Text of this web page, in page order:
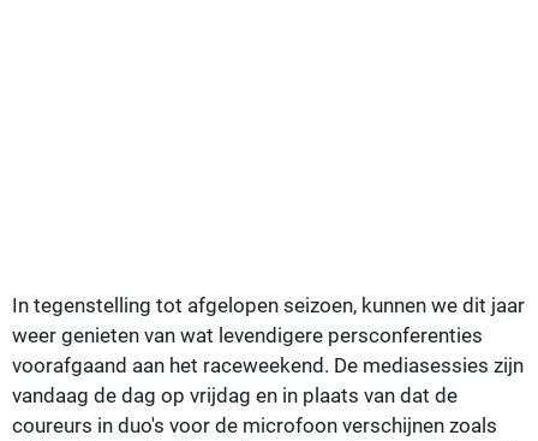
In tegenstelling tot afgelopen seizoen, kunnen we dit jaar
weer genieten van wat levendigere persconferenties
voorafgaand aan het raceweekend. De mediasessies zijn
vandaag de dag op vrijdag en in plaats van dat de
coureurs in duo's voor de microfoon verschijnen zoals